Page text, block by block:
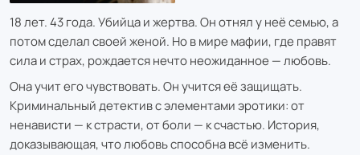
18 лет. 43 года. Убийца и жертва. Он отнял у неё семью, а
потом сделал своей женой. Но в мире мафии, где правят
сила и страх, рождается нечто неожиданное — любовь.
Она учит его чувствовать. Он учится её защищать.
Криминальный детектив с элементами эротики: от
ненависти — к страсти, от боли — к счастью. История,
доказывающая, что любовь способна всё изменить.